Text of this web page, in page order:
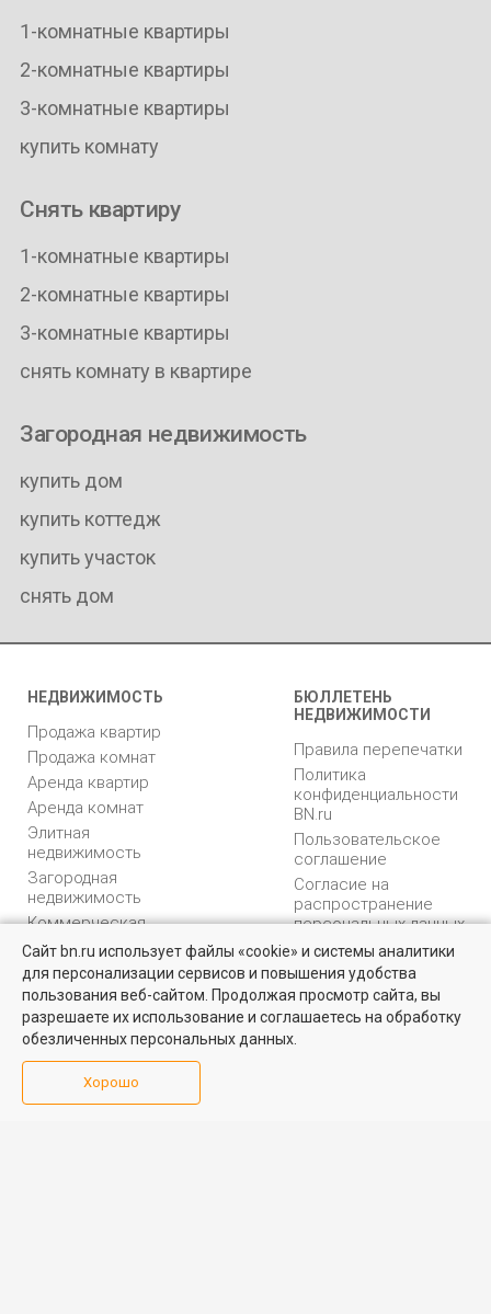
1-комнатные квартиры
2-комнатные квартиры
3-комнатные квартиры
купить комнату
Снять квартиру
1-комнатные квартиры
2-комнатные квартиры
3-комнатные квартиры
снять комнату в квартире
Загородная недвижимость
купить дом
купить коттедж
купить участок
снять дом
НЕДВИЖИМОСТЬ
Продажа квартир
Продажа комнат
Аренда квартир
Аренда комнат
Элитная
недвижимость
Загородная
недвижимость
Коммерческая
недвижимость
БЮЛЛЕТЕНЬ
НЕДВИЖИМОСТИ
Правила перепечатки
Политика
конфиденциальности
BN.ru
Пользовательское
соглашение
Согласие на
распространение
персональных данных
Карта сайта
Медийная реклама
PR продвижение
Аналитика
недвижимости
Сайт bn.ru использует файлы «cookie» и системы аналитики
для персонализации сервисов и повышения удобства
пользования веб-сайтом. Продолжая просмотр сайта, вы
разрешаете их использование и соглашаетесь на обработку
обезличенных персональных данных.
Хорошо